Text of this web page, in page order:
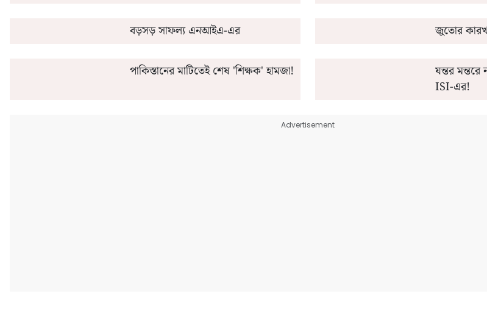
বড়সড় সাফল্য এনআইএ-এর জুতোর
পাকিস্তানের মাটিতেই শেষ 'শিক্ষক' হামজা!
যন্তর মন্তরে
ISI-এর!
Advertisement